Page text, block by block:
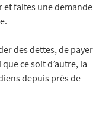
et faites une demande
des dettes, de payer
ce soit d’autre, la
depuis près de